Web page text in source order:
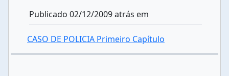
Publicado 02/12/2009 atrás em
CASO DE POLICIA Primeiro Capítulo